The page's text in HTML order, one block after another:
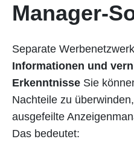
Manager-
Separate
Informationen und
Erkenntnisse Sie
Nachteile zu
ausgefeilte
Das bedeutet: